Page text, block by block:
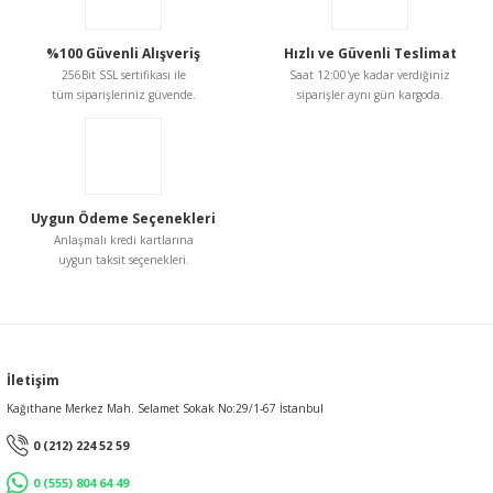
Ürün açıklamasında eksik bilgiler bulunuyor.
Ürün bilgilerinde hatalar bulunuyor.
%100 Güvenli Alışveriş
256Bit SSL sertifikası ile
tüm siparişleriniz güvende.
Hızlı ve Güvenli Teslimat
Saat 12:00'ye kadar verdiğiniz
siparişler aynı gün kargoda.
Uygun Ödeme Seçenekleri
Anlaşmalı kredi kartlarına
uygun taksit seçenekleri.
İletişim
Kağıthane Merkez Mah. Selamet Sokak No:29/1-67 İstanbul
0 (212) 224 52 59
0 (555) 804 64 49